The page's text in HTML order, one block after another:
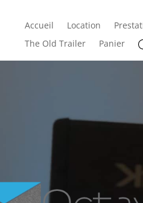
Accueil Location
The Old Trailer
Panier